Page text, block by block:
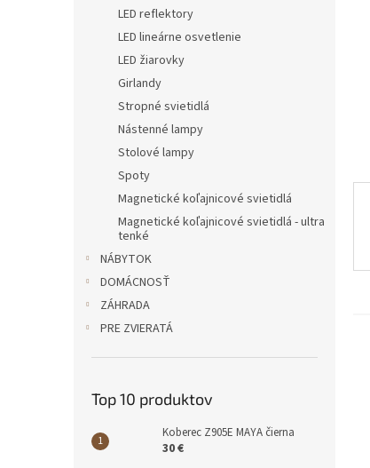
LED reflektory
LED lineárne osvetlenie
LED žiarovky
Girlandy
Stropné svietidlá
Nástenné lampy
Stolové lampy
Spoty
Magnetické koľajnicové svietidlá
Magnetické koľajnicové svietidlá - ultra
tenké
NÁBYTOK
DOMÁCNOSŤ
ZÁHRADA
PRE ZVIERATÁ
Top 10 produktov
Koberec Z905E MAYA čierna
30 €